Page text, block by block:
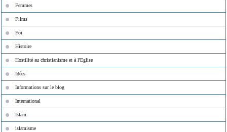
Femmes
Films
Foi
Histoire
Hostilité au christianisme et à l'Eglise
Idées
Informations sur le blog
International
Islam
islamisme